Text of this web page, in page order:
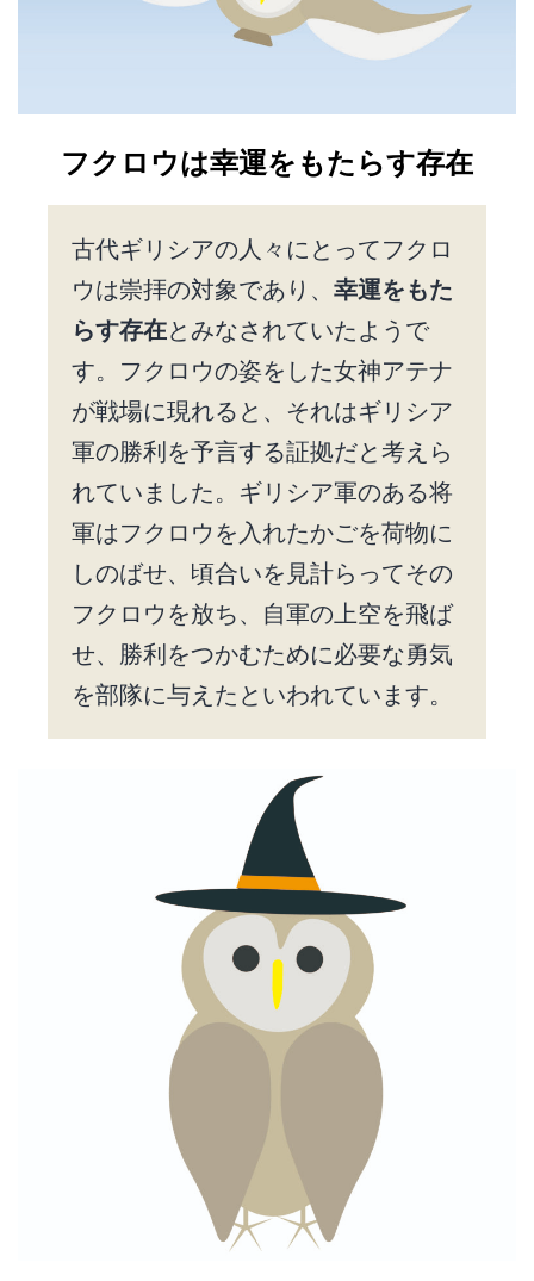
フクロウは幸運をもたらす存在
古代ギリシアの人々にとってフクロ
ウは崇拝の対象であり、 幸運をもた
らす存在とみなされていたようで
す。フクロウの姿をした女神アテナ
が戦場に現れると、それはギリシア
軍の勝利を予言する証拠だと考えら
れていました。ギリシア軍のある将
軍はフクロウを入れたかごを荷物に
しのばせ、頃合いを見計らってその
フクロウを放ち、自軍の上空を飛ば
せ、勝利をつかむために必要な勇気
を部隊に与えたといわれています。